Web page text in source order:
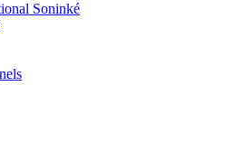
Soninké